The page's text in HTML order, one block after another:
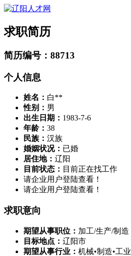
求职简历
简历编号：88713
个人信息
姓名： 白**
性别： 男
出生日期： 1983-7-6
年龄： 38
民族： 汉族
婚姻状况： 已婚
居住地： 辽阳
目前状态： 目前正在找工作
请企业用户登陆查看！
请企业用户登陆查看！
求职意向
期望从事职位： 加工/生产/制造
目标地点： 辽阳市
期望从事行业： 机械•制造•工业